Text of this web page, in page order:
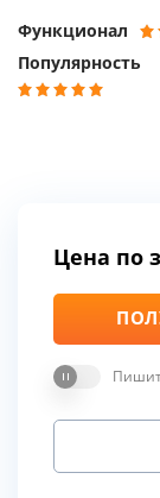
Функционал
Популярность
Цена по